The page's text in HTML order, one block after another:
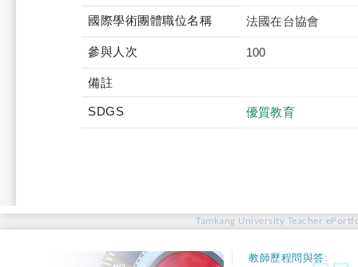
國際學術團體職位名稱 法國在台協會
參與人次 100
備註
SDGS 優質教育
Tamkang University Teacher
教師歷程問與答: